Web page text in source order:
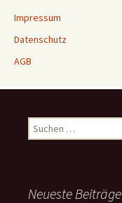
Impressum
Datenschutz
AGB
Suchen
nach:
Neueste Beiträge